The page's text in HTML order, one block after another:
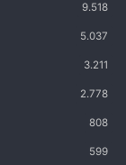
9.518
5.037
3.211
2.778
808
599